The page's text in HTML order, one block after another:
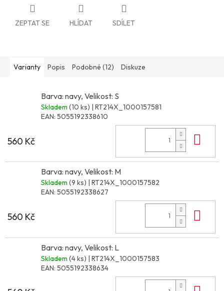
ZEPTAT SE HLÍDAT SDÍLET
Varianty Popis Podobné (12) Diskuze
Barva: navy, Velikost: S
Skladem (10 ks) | RT214X_1000157581
EAN: 5055192338610
560 Kč
Barva: navy, Velikost: M
Skladem (9 ks) | RT214X_1000157582
EAN: 5055192338627
560 Kč
Barva: navy, Velikost: L
Skladem (4 ks) | RT214X_1000157583
EAN: 5055192338634